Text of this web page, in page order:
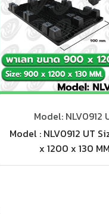
Model: NLV0912
Model : NLV0912 UT
x 1200 x 130